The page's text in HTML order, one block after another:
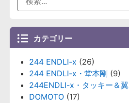
カテゴリー
244 ENDLI-x (26)
244 ENDLI-x・堂本剛 (9)
244ENDLI-x・タッキー＆翼
DOMOTO (17)